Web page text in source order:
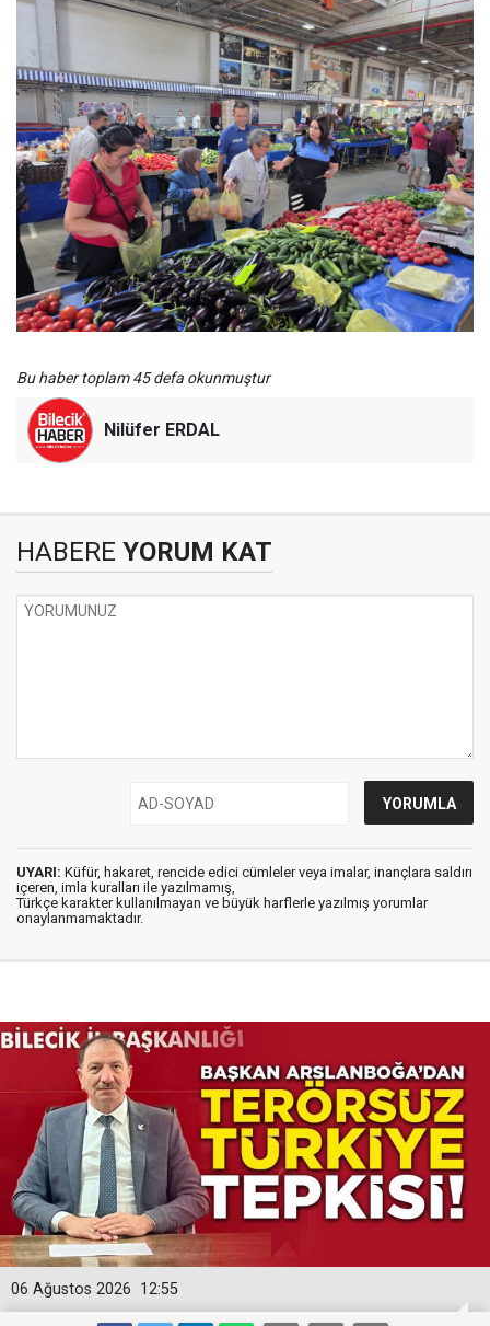
Bu haber toplam 45 defa okunmuştur
Nilüfer ERDAL
HABERE YORUM KAT
UYARI: Küfür, hakaret, rencide edici cümleler veya imalar, inançlara saldırı
içeren, imla kuralları ile yazılmamış,
Türkçe karakter kullanılmayan ve büyük harflerle yazılmış yorumlar
onaylanmamaktadır.
12:55
06 Ağustos 2026